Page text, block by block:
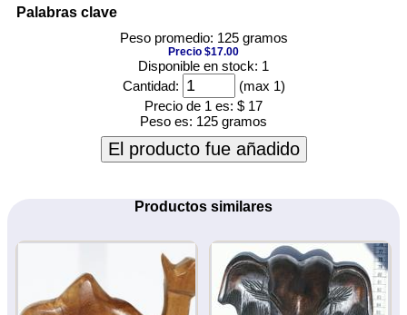
Palabras clave
Peso promedio: 125 gramos
Precio $17.00
Disponible en stock: 1
Cantidad:
(max 1)
Precio de 1 es: $ 17
Peso es: 125 gramos
El producto fue añadido
Productos similares